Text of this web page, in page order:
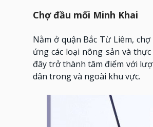
Chợ đầu mối Minh Khai
Nằm ở quận Bắc Từ Liêm,
ứng các loại nông sản và
đây trở thành tâm điểm với
dân trong và ngoài khu vực.